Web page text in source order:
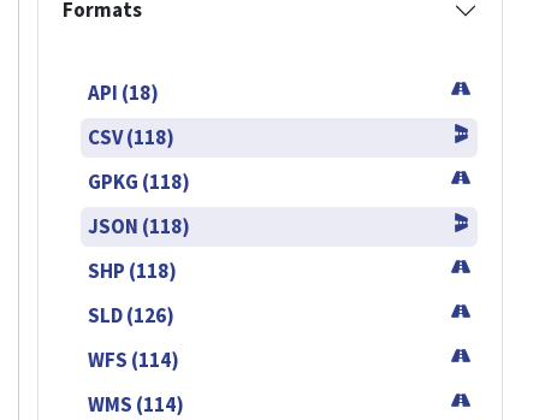
Formats
API (18)
CSV (118)
GPKG (118)
JSON (118)
SHP (118)
SLD (126)
WFS (114)
WMS (114)